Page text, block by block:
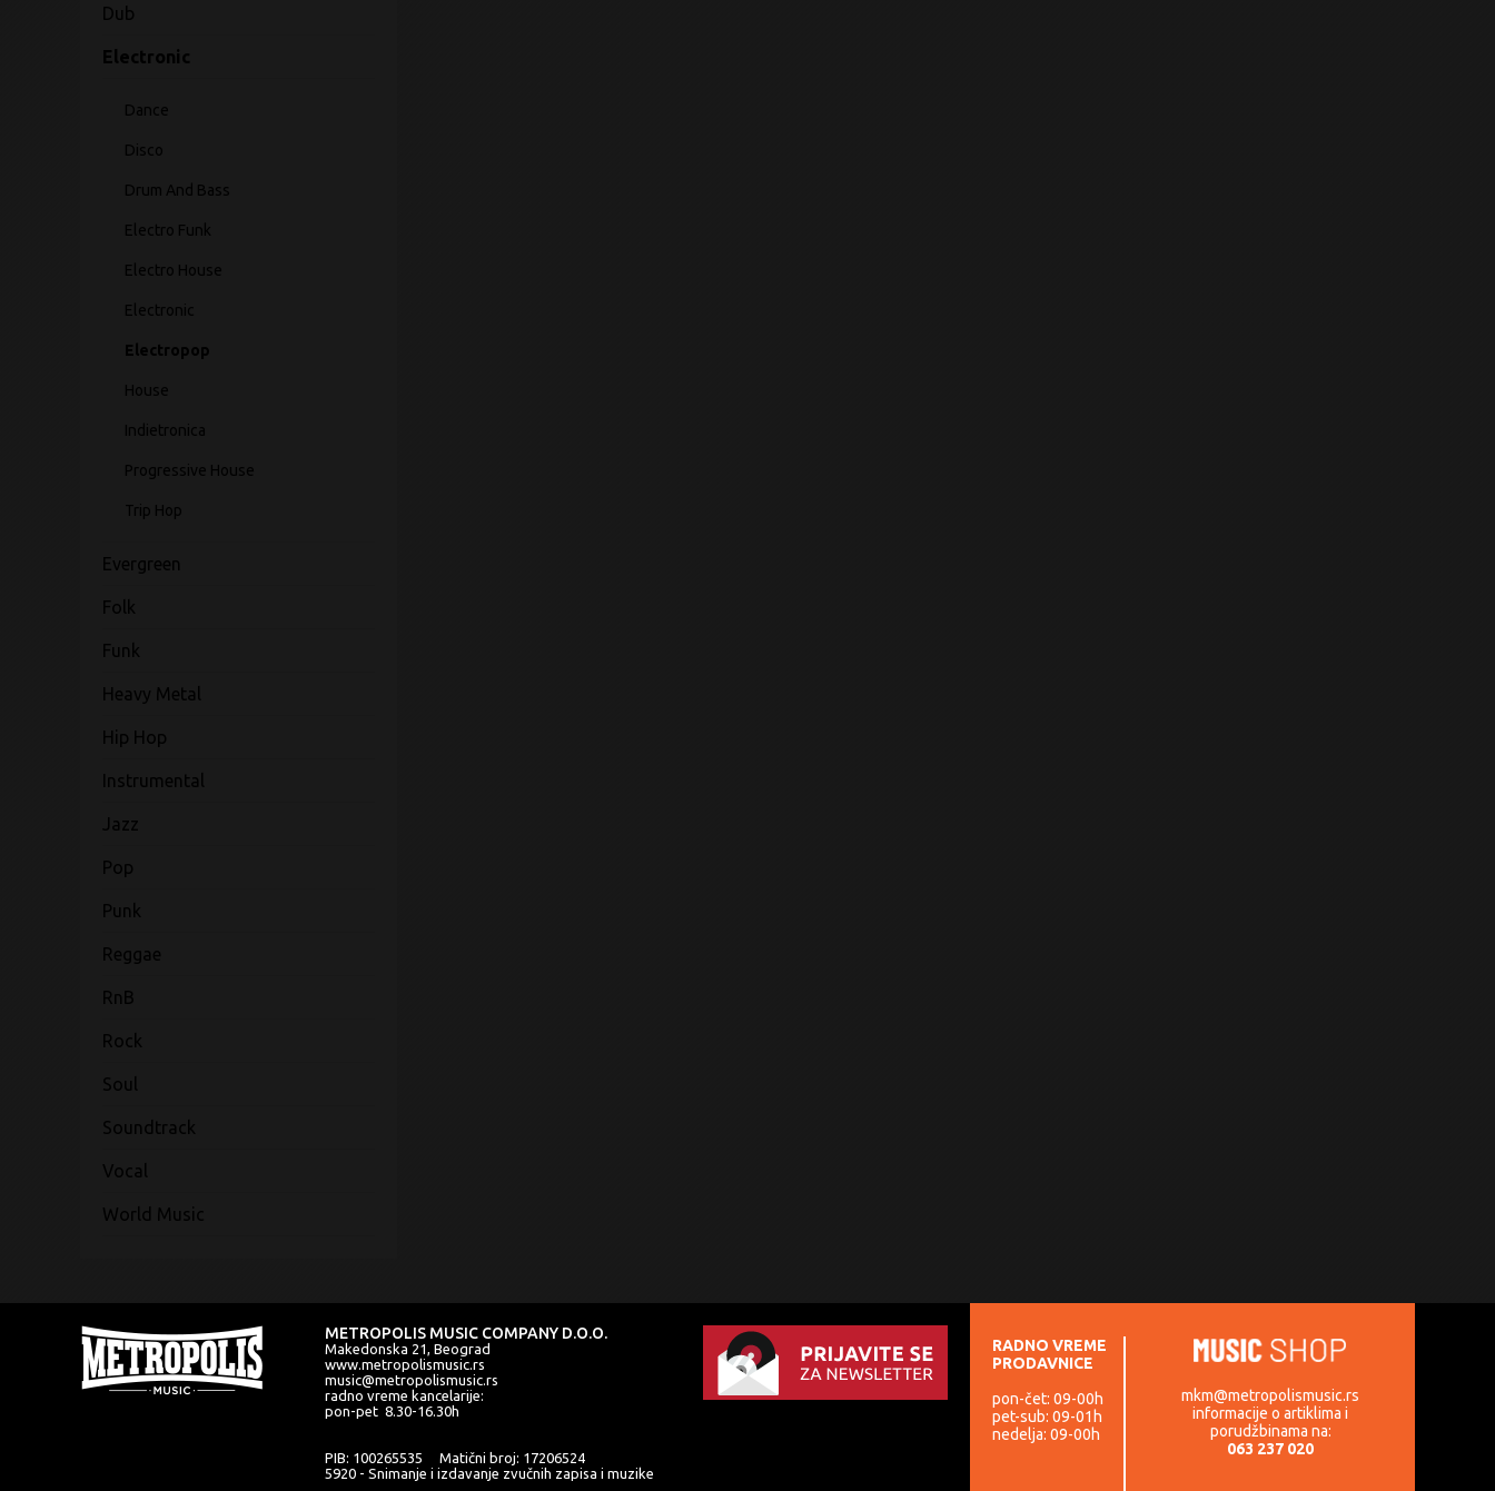
Dub
Electronic
Dance
Disco
Drum And Bass
Electro Funk
Electro House
Electronic
Electropop
House
Indietronica
Progressive House
Trip Hop
Evergreen
Folk
Funk
Heavy Metal
Hip Hop
Instrumental
Jazz
Pop
Punk
Reggae
RnB
Rock
Soul
Soundtrack
Vocal
World Music
METROPOLIS MUSIC COMPANY D.O.O.
Makedonska 21, Beograd
www.metropolismusic.rs
music@metropolismusic.rs
radno vreme kancelarije:
pon-pet 8.30-16.30h
PIB: 100265535 Matični broj: 17206524
5920 - Snimanje i izdavanje zvučnih zapisa i muzike
RADNO VREME
PRODAVNICE
pon-čet: 09-00h
pet-sub: 09-01h
nedelja: 09-00h
mkm@metropolismusic.rs
informacije o artiklima i
porudžbinama na:
063 237 020